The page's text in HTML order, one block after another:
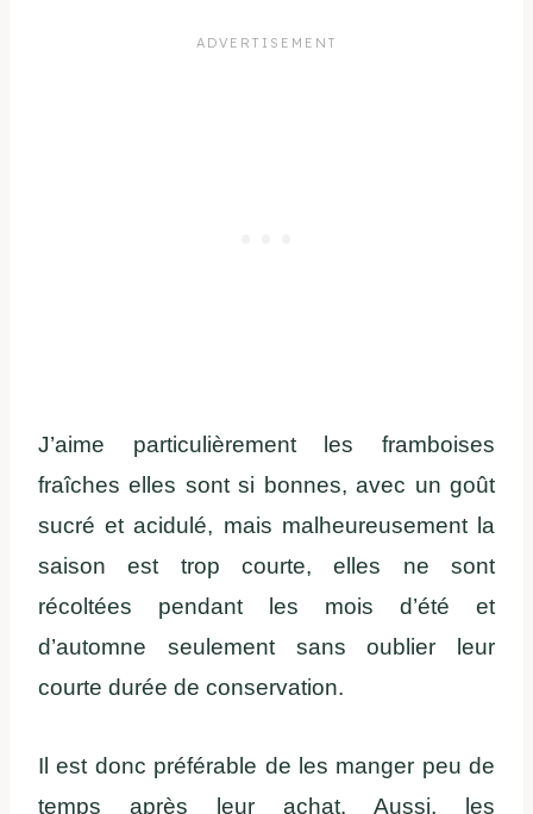
J’aime particulièrement les framboises
fraîches elles sont si bonnes, avec un goût
sucré et acidulé, mais malheureusement la
saison est trop courte, elles ne sont
récoltées pendant les mois d’été et
d’automne seulement sans oublier leur
courte durée de conservation.
Il est donc préférable de les manger peu de
temps après leur achat. Aussi, les